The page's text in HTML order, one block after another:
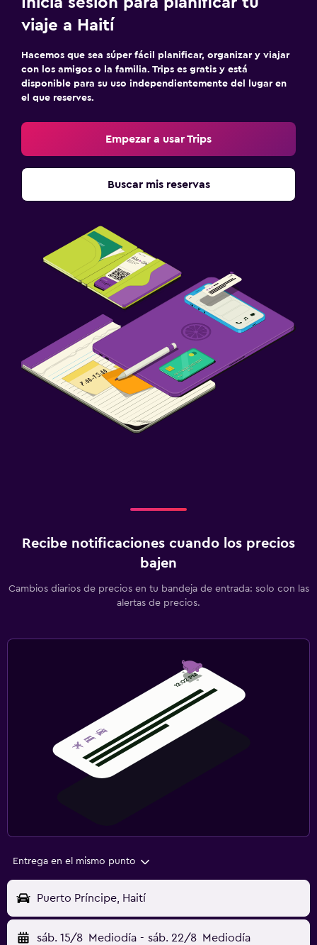
viaje a Haití
Hacemos que sea súper fácil planificar, organizar y viajar
con los amigos o la familia. Trips es gratis y está
disponible para su uso independientemente del lugar en
el que reserves.
Empezar a usar Trips
Buscar mis reservas
Recibe notificaciones cuando los precios
bajen
Cambios diarios de precios en tu bandeja de entrada: solo con las
alertas de precios.
Entrega en el mismo punto
Puerto Príncipe, Haití
sáb. 15/8 Mediodía - sáb. 22/8 Mediodía